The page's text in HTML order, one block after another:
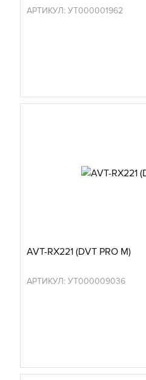
АРТИКУЛ: УТ000001962
AVT-RX221 (DVT PRO M)
АРТИКУЛ: УТ000009036